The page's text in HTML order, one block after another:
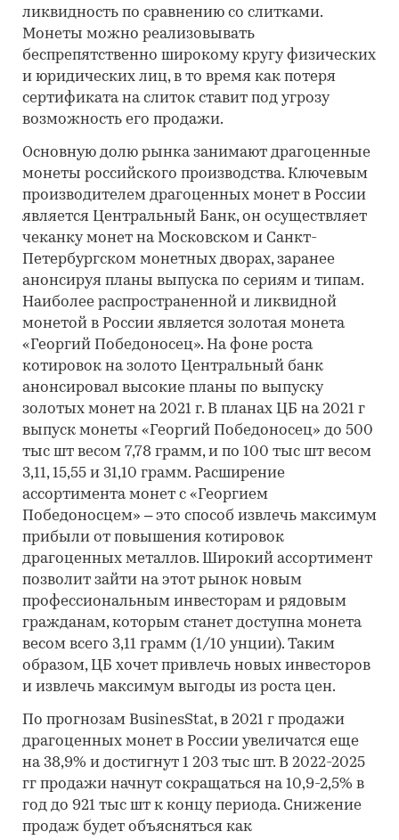
ликвидность по сравнению со слитками.
Монеты можно реализовывать
беспрепятственно широкому кругу физических
и юридических лиц, в то время как потеря
сертификата на слиток ставит под угрозу
возможность его продажи.
Основную долю рынка занимают драгоценные
монеты российского производства. Ключевым
производителем драгоценных монет в России
является Центральный Банк, он осуществляет
чеканку монет на Московском и Санкт-
Петербургском монетных дворах, заранее
анонсируя планы выпуска по сериям и типам.
Наиболее распространенной и ликвидной
монетой в России является золотая монета
«Георгий Победоносец». На фоне роста
котировок на золото Центральный банк
анонсировал высокие планы по выпуску
золотых монет на 2021 г. В планах ЦБ на 2021 г
выпуск монеты «Георгий Победоносец» до 500
тыс шт весом 7,78 грамм, и по 100 тыс шт весом
3,11, 15,55 и 31,10 грамм. Расширение
ассортимента монет с «Георгием
Победоносцем» – это способ извлечь максимум
прибыли от повышения котировок
драгоценных металлов. Широкий ассортимент
позволит зайти на этот рынок новым
профессиональным инвесторам и рядовым
гражданам, которым станет доступна монета
весом всего 3,11 грамм (1/10 унции). Таким
образом, ЦБ хочет привлечь новых инвесторов
и извлечь максимум выгоды из роста цен.
По прогнозам BusinesStat, в 2021 г продажи
драгоценных монет в России увеличатся еще
на 38,9% и достигнут 1 203 тыс шт. В 2022-2025
гг продажи начнут сокращаться на 10,9-2,5% в
год до 921 тыс шт к концу периода. Снижение
продаж будет объясняться как